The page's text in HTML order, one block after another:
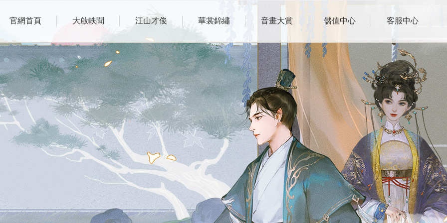
官網首頁 大啟軼聞 江山才俊 華裳錦繡 音畫大賞 儲值中心 客服中心